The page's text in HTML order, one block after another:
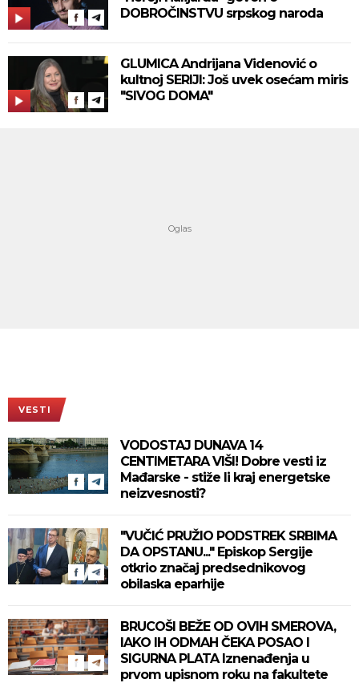
DOBROČINSTVU srpskog naroda
GLUMICA Andrijana Videnović o
kultnoj SERIJI: Još uvek osećam miris
"SIVOG DOMA"
VESTI
VODOSTAJ DUNAVA 14
CENTIMETARA VIŠI! Dobre vesti iz
Mađarske - stiže li kraj energetske
neizvesnosti?
"VUČIĆ PRUŽIO PODSTREK SRBIMA
DA OPSTANU..." Episkop Sergije
otkrio značaj predsednikovog
obilaska eparhije
BRUCOŠI BEŽE OD OVIH SMEROVA,
IAKO IH ODMAH ČEKA POSAO I
SIGURNA PLATA Iznenađenja u
prvom upisnom roku na fakultete